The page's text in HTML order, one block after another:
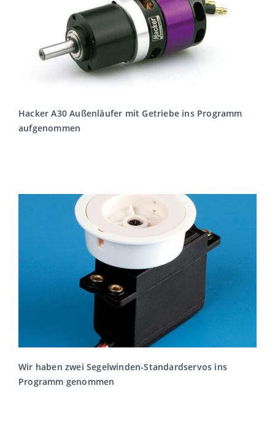
Hacker A30 Außenläufer mit Getriebe ins Programm
aufgenommen
Wir haben zwei Segelwinden-Standardservos ins
Programm genommen